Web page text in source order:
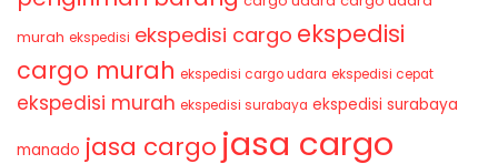
murah ekspedisi ekspedisi cargo ekspedisi
cargo murah ekspedisi cargo udara ekspedisi cepat
ekspedisi murah ekspedisi surabaya ekspedisi surabaya
manado jasa cargo jasa cargo